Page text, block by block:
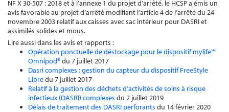
NF X 30-507 : 2018 et à l’annexe 1 du projet d’arrêté, le HCSP a émis un
avis favorable au projet d’arrêté modifiant l’article 4 de l’arrêté du 24
novembre 2003 relatif aux caisses avec sac intérieur pour DASRI et
assimilés solides et mous.
Lire aussi dans les avis et rapports :
Opération ponctuelle de déstockage pour le dispositif mylife™
Omnipod®du 7 juillet 2017
Dasri complexes : gestion du capteur du dispositif FreeStyle
Libredu 7 juillet 2017
Relatif à la gestion des déchets d’activités de soins à risque
infectieux (DASRI) complexes du 2 juillet 2019
Délais de traitement des DASRI perforants du 14 février 2020